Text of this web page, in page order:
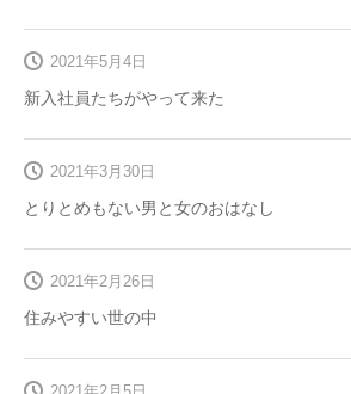
新入社員たちがやって来た
2021年5月4日
とりとめもない男と女のおはなし
2021年3月30日
住みやすい世の中
2021年2月26日